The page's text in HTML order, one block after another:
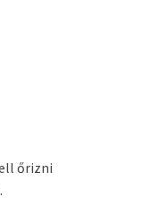
őrizni